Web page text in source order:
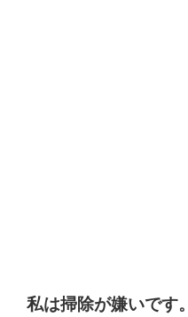
私は掃除が嫌いです。